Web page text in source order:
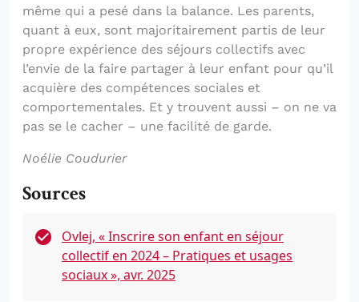
même qui a pesé dans la balance. Les parents,
quant à eux, sont majoritairement partis de leur
propre expérience des séjours collectifs avec
l’envie de la faire partager à leur enfant pour qu’il
acquière des compétences sociales et
comportementales. Et y trouvent aussi – on ne va
pas se le cacher – une facilité de garde.
Noélie Coudurier
Sources
Ovlej, « Inscrire son enfant en séjour
collectif en 2024 – Pratiques et usages
sociaux », avr. 2025